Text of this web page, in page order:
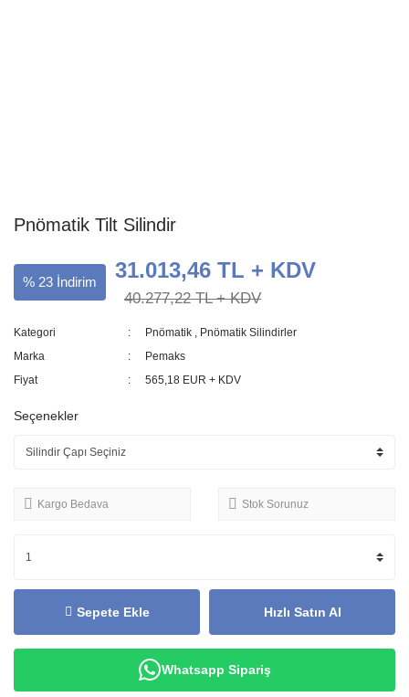
Pnömatik Tilt Silindir
% 23 İndirim 31.013,46 TL + KDV
40.277,22 TL + KDV
Kategori Pnömatik , Pnömatik Silindirler
Marka
Pemaks
Fiyat
565,18 EUR + KDV
Seçenekler
Kargo Bedava Stok Sorunuz
Sepete Ekle Hızlı Satın Al
Whatsapp Sipariş